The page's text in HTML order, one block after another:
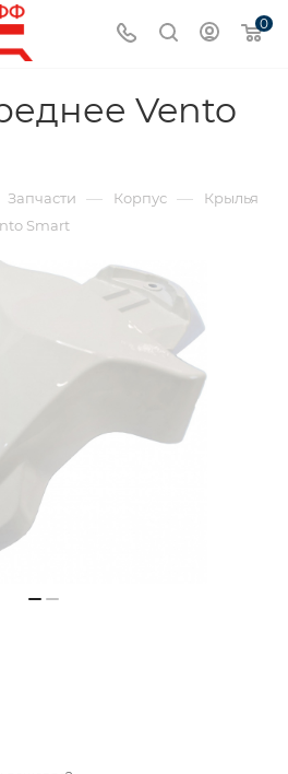
0
Vento
Запчасти — Корпус — Крылья
Smart